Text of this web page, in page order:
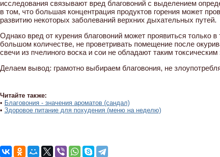
исследования связывают вред благовоний с выделением
в том, что большая концентрация продуктов горения может
развитию некоторых заболеваний верхних дыхательных путей.
Однако вред от курения благовоний может проявиться только
большом количестве, не проветривать помещение после
свечи из пчелиного воска и сои не обладают таким
Делаем вывод: грамотно выбираем благовония, не
Читайте также:
• Благовония - значения ароматов (сандал)
• Здоровое питание для похудения (меню на неделю)